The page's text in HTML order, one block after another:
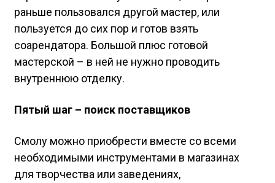
раньше пользовался другой мастер, или
пользуется до сих пор и готов взять
соарендатора. Большой плюс готовой
мастерской – в ней не нужно проводить
внутреннюю отделку.
Пятый шаг – поиск поставщиков
Смолу можно приобрести вместе со всеми
необходимыми инструментами в магазинах
для творчества или заведениях,